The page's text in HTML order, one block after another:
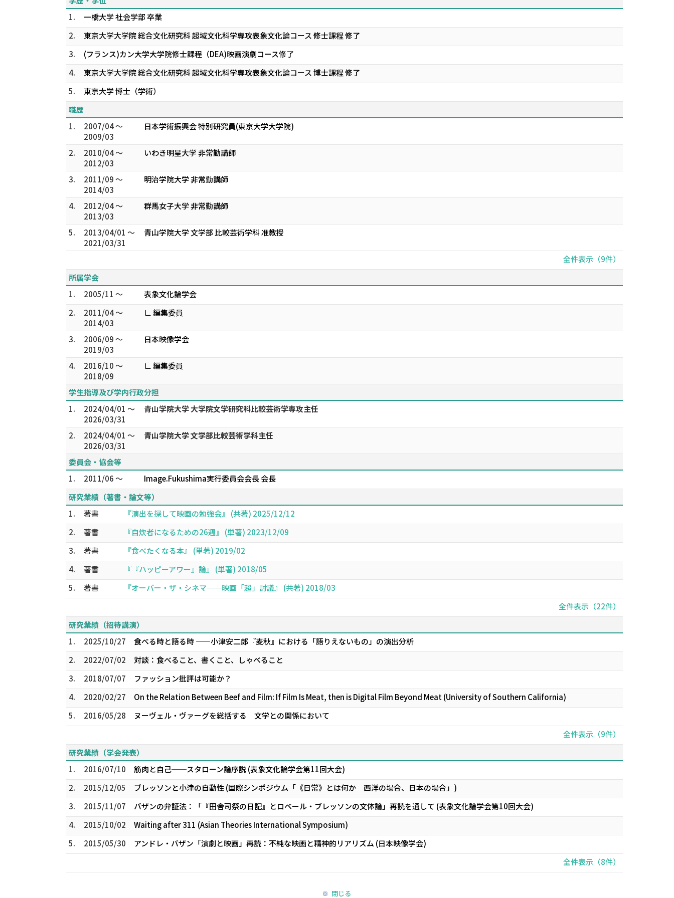
1.
一橋大学 社会学部 卒業
2.
東京大学大学院 総合文化研究科 超域文化科学専攻表象文化論コース 修士課程 修了
3.
(フランス)カン大学大学院修士課程（DEA)映画演劇コース修了
4.
東京大学大学院 総合文化研究科 超域文化科学専攻表象文化論コース 博士課程 修了
5.
東京大学 博士（学術）
職歴
1.
2007/04 ～
2009/03
日本学術振興会 特別研究員(東京大学大学院)
2.
2010/04 ～
2012/03
いわき明星大学 非常勤講師
3.
2011/09 ～
2014/03
明治学院大学 非常勤講師
4.
2012/04 ～
2013/03
群馬女子大学 非常勤講師
5.
2013/04/01 ～
2021/03/31
青山学院大学 文学部 比較芸術学科 准教授
全件表示（9件）
所属学会
1.
2005/11 ～
表象文化論学会
2.
2011/04 ～
2014/03
∟ 編集委員
3.
2006/09 ～
2019/03
日本映像学会
4.
2016/10 ～
2018/09
∟ 編集委員
学生指導及び学内行政分担
1.
2024/04/01 ～
2026/03/31
青山学院大学 大学院文学研究科比較芸術学専攻主任
2.
2024/04/01 ～
2026/03/31
青山学院大学 文学部比較芸術学科主任
委員会・協会等
1.
2011/06 ～
Image.Fukushima実行委員会会長 会長
研究業績（著書・論文等）
1.
著書
『演出を探して――映画の勉強会』 (共著) 2025/12/12
2.
著書
『自炊者になるための26週』 (単著) 2023/12/09
3.
著書
『食べたくなる本』 (単著) 2019/02
4.
著書
『『ハッピーアワー』論』 (単著) 2018/05
5.
著書
『オーバー・ザ・シネマ──映画「超」討議』 (共著) 2018/03
全件表示（22件）
研究業績（招待講演）
1.
2025/10/27
食べる時と語る時 ——小津安二郎『麦秋』における「語りえないもの」の演出分析
2.
2022/07/02
対談：食べること、書くこと、しゃべること
3.
2018/07/07
ファッション批評は可能か？
4.
2020/02/27
On the Relation Between Beef and Film: If Film Is Meat, then is Digital Film Beyond Meat (University of Southern California)
5.
2016/05/28
ヌーヴェル・ヴァーグを総括する 文学との関係において
全件表示（9件）
研究業績（学会発表）
1.
2016/07/10
筋肉と自己──スタローン論序説 (表象文化論学会第11回大会)
2.
2015/12/05
ブレッソンと小津の自動性 (国際シンポジウム「《日常》とは何か 西洋の場合、日本の場合」)
3.
2015/11/07
バザンの弁証法：「『田舎司祭の日記』とロベール・ブレッソンの文体論」再読を通して (表象文化論学会第10回大会)
4.
2015/10/02
Waiting after 311 (Asian Theories International Symposium)
5.
2015/05/30
アンドレ・バザン「演劇と映画」再読：不純な映画と精神的リアリズム (日本映像学会)
全件表示（8件）
閉じる